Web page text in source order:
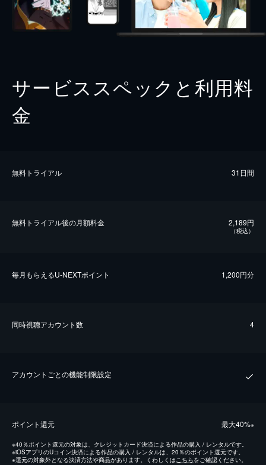
サービススペックと利用料
金
無料トライアル 31日間
無料トライアル後の⽉額料金 2,189円
（税込）
毎⽉もらえるU-NEXTポイント 1,200円分
同時視聴アカウント数 4
アカウントごとの機能制限設定
ポイント還元 最⼤40%※
※40％ポイント還元の対象は、クレジットカード決済による作品の購入 / レンタルです。
※iOSアプリのUコイン決済による作品の購入 / レンタルは、20％のポイント還元です。
※還元の対象外となる決済方法や商品があります。くわしくはこちらをご確認ください。